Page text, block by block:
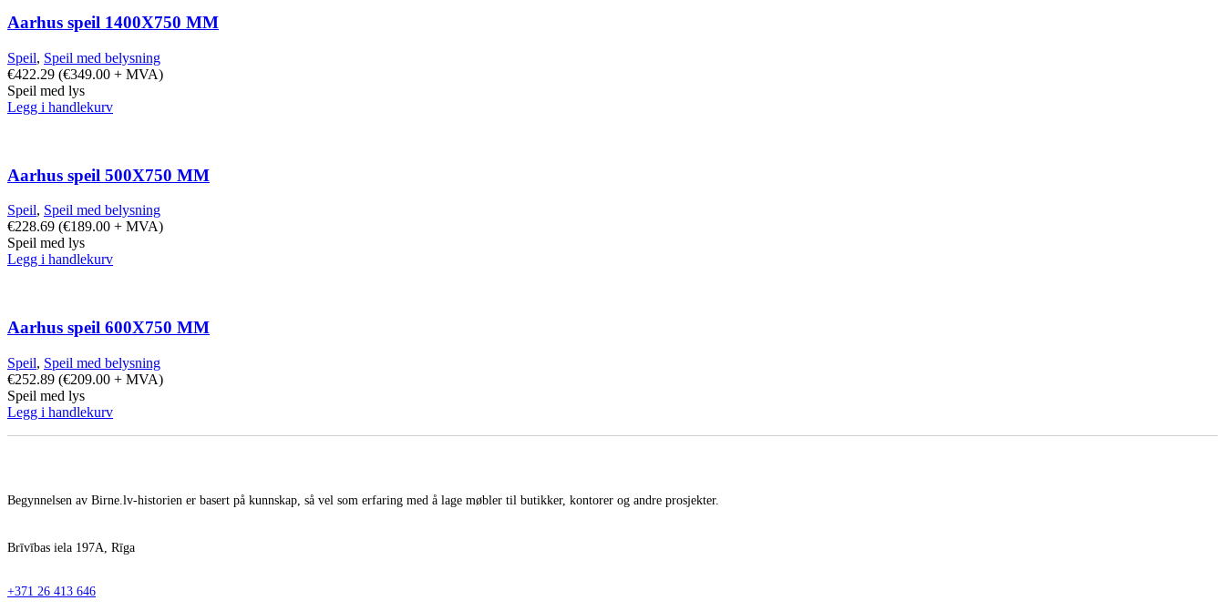
Aarhus speil 1400X750 MM
Speil, Speil med belysning
€422.29 (€349.00 + MVA)
Speil med lys
Legg i handlekurv
Aarhus speil 500X750 MM
Speil, Speil med belysning
€228.69 (€189.00 + MVA)
Speil med lys
Legg i handlekurv
Aarhus speil 600X750 MM
Speil, Speil med belysning
€252.89 (€209.00 + MVA)
Speil med lys
Legg i handlekurv
Begynnelsen av Birne.lv-historien er basert på kunnskap, så vel som erfaring med å lage møbler til butikker, kontorer og andre prosjekter.
Brīvības iela 197A, Rīga
+371 26 413 646